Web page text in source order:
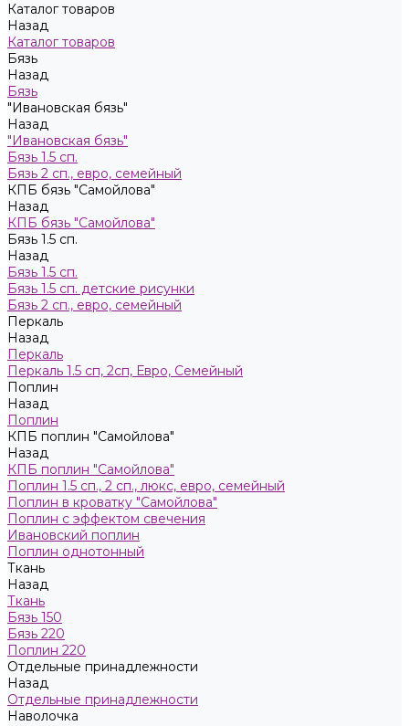
Каталог товаров
Назад
Каталог товаров
Бязь
Назад
Бязь
"Ивановская бязь"
Назад
"Ивановская бязь"
Бязь 1.5 сп.
Бязь 2 сп., евро, семейный
КПБ бязь "Самойлова"
Назад
КПБ бязь "Самойлова"
Бязь 1.5 сп.
Назад
Бязь 1.5 сп.
Бязь 1.5 сп. детские рисунки
Бязь 2 сп., евро, семейный
Пeркaль
Назад
Пeркaль
Перкаль 1.5 сп, 2сп, Евро, Семейный
Поплин
Назад
Поплин
КПБ поплин "Самойлова"
Назад
КПБ поплин "Самойлова"
Поплин 1.5 сп., 2 сп., люкс, евро, семейный
Поплин в кроватку "Самойлова"
Поплин с эффектом свечения
Ивановский поплин
Поплин однотонный
Ткань
Назад
Ткань
Бязь 150
Бязь 220
Поплин 220
Отдельные принадлежности
Назад
Отдельные принадлежности
Наволочка